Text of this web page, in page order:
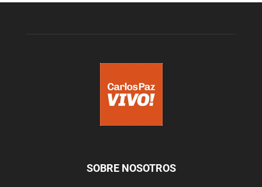
SOBRE NOSOTROS